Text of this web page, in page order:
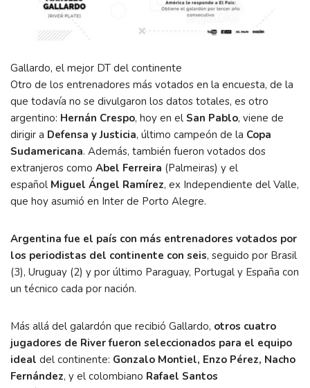
Gallardo, el mejor DT del continente
Otro de los entrenadores más votados en la encuesta, de la
que todavía no se divulgaron los datos totales, es otro
argentino: Hernán Crespo, hoy en el San Pablo, viene de
dirigir a Defensa y Justicia, último campeón de la Copa
Sudamericana. Además, también fueron votados dos
extranjeros como Abel Ferreira (Palmeiras) y el
español Miguel Ángel Ramírez, ex Independiente del Valle,
que hoy asumió en Inter de Porto Alegre.
Argentina fue el país con más entrenadores votados por
los periodistas del continente con seis, seguido por Brasil
(3), Uruguay (2) y por último Paraguay, Portugal y España con
un técnico cada por nación.
Más allá del galardón que recibió Gallardo, otros cuatro
jugadores de River fueron seleccionados para el equipo
ideal del continente: Gonzalo Montiel, Enzo Pérez, Nacho
Fernández, y el colombiano Rafael Santos